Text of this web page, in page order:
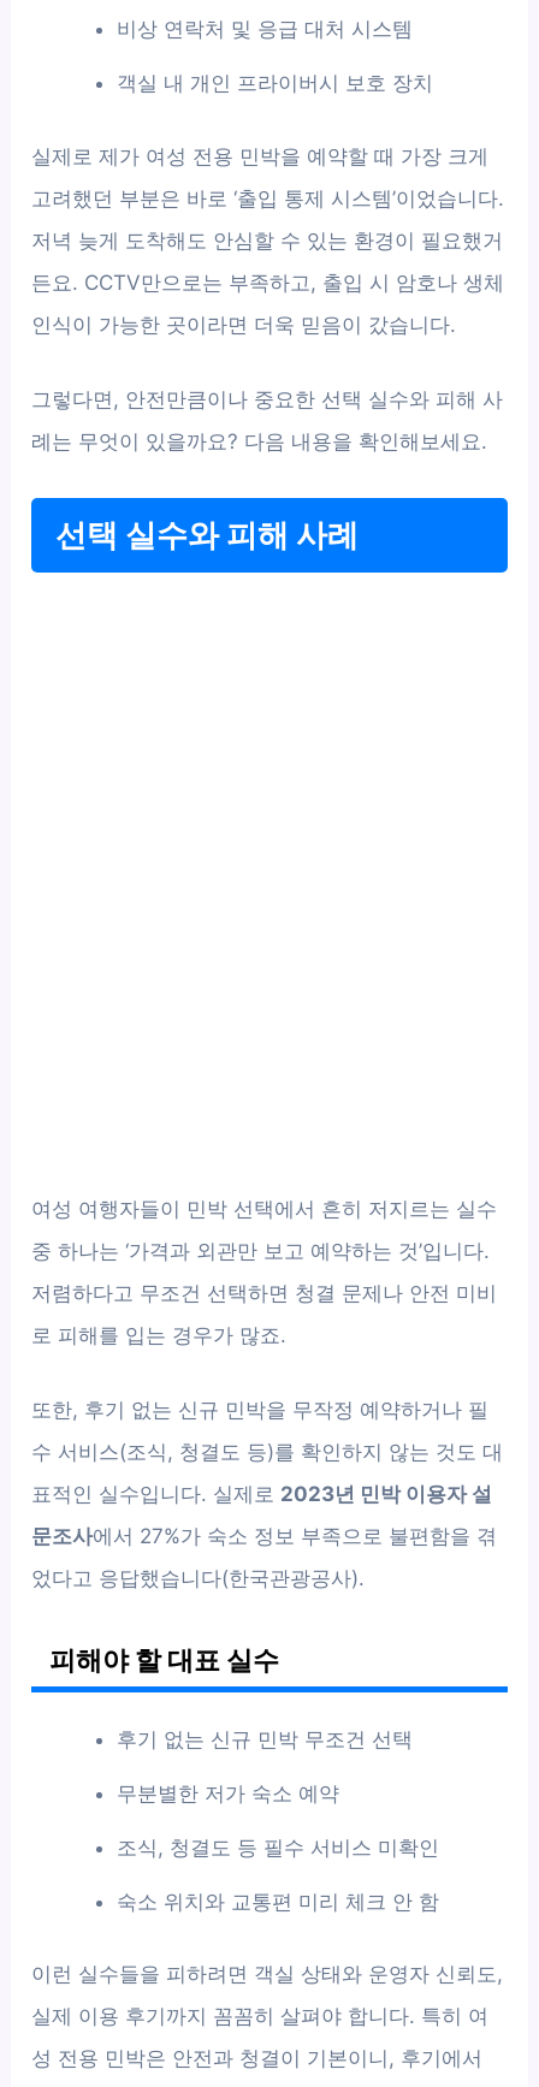
비상 연락처 및 응급 대처 시스템
객실 내 개인 프라이버시 보호 장치
실제로 제가 여성 전용 민박을 예약할 때 가장 크게
고려했던 부분은 바로 ‘출입 통제 시스템’이었습니다.
저녁 늦게 도착해도 안심할 수 있는 환경이 필요했거
든요. CCTV만으로는 부족하고, 출입 시 암호나 생체
인식이 가능한 곳이라면 더욱 믿음이 갔습니다.
그렇다면, 안전만큼이나 중요한 선택 실수와 피해 사
례는 무엇이 있을까요? 다음 내용을 확인해보세요.
선택 실수와 피해 사례
여성 여행자들이 민박 선택에서 흔히 저지르는 실수
중 하나는 ‘가격과 외관만 보고 예약하는 것’입니다.
저렴하다고 무조건 선택하면 청결 문제나 안전 미비
로 피해를 입는 경우가 많죠.
또한, 후기 없는 신규 민박을 무작정 예약하거나 필
수 서비스(조식, 청결도 등)를 확인하지 않는 것도 대
표적인 실수입니다. 실제로 2023년 민박 이용자 설
문조사에서 27%가 숙소 정보 부족으로 불편함을 겪
었다고 응답했습니다(한국관광공사).
피해야 할 대표 실수
후기 없는 신규 민박 무조건 선택
무분별한 저가 숙소 예약
조식, 청결도 등 필수 서비스 미확인
숙소 위치와 교통편 미리 체크 안 함
이런 실수들을 피하려면 객실 상태와 운영자 신뢰도,
실제 이용 후기까지 꼼꼼히 살펴야 합니다. 특히 여
성 전용 민박은 안전과 청결이 기본이니, 후기에서